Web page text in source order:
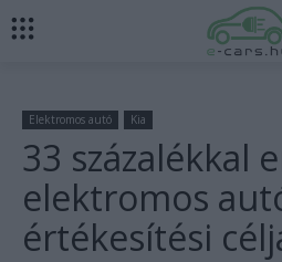
Elektromos autó Kia
33 százalékkal
elektromos
értékesítési